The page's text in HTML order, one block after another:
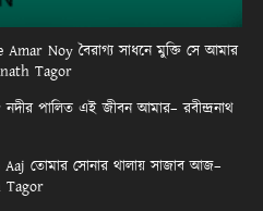
Noy বৈরাগ্য সাধনে মুক্তি সে আমার
Tagor
পালিত এই জীবন আমার– রবীন্দ্রনাথ
তোমার সোনার থালায় সাজাব আজ–
Tagor